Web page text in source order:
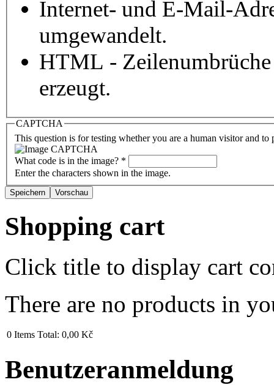
Internet- und E-Mail-
umgewandelt.
HTML - Zeilenumbrüche
erzeugt.
CAPTCHA
This question is for testing whether you are a human visitor and to
What code is in the image? *
Enter the characters shown in the image.
Shopping cart
Click title to display cart
There are no products in
0 Items Total: 0,00 Kč
Benutzeranmeldung